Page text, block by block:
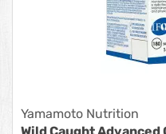
Yamamoto Nutrition